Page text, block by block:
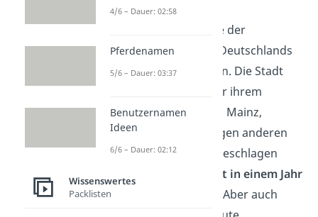
Wiesbaden
Die letzten 3 Plätze der
sichersten Städte Deutschlands
führt Wiesbaden an. Die Stadt
muss sich nicht nur ihrem
direkten Nachbarn Mainz,
sondern auch einigen anderen
sicheren Städten geschlagen
rutscht in einem Jahr
. Aber auch
4/6 – Dauer: 02:58
Pferdenamen
5/6 – Dauer: 03:37
Benutzernamen
Ideen
6/6 – Dauer: 02:12
Wissenswertes
Packlisten